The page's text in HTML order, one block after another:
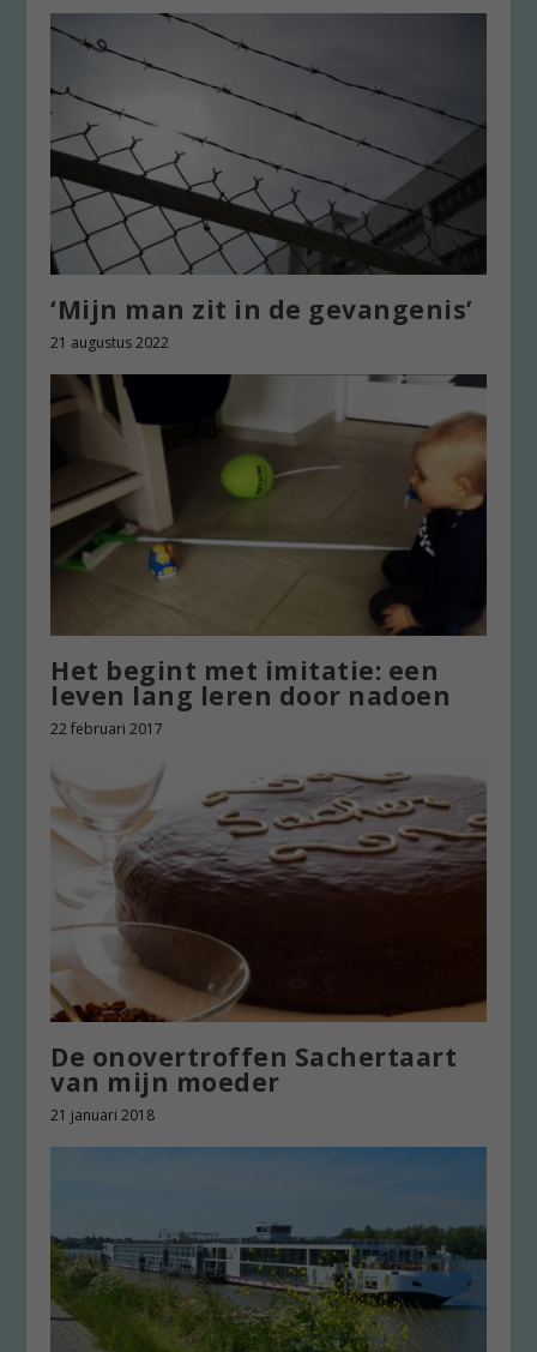
‘Mijn man zit in de gevangenis’
21 augustus 2022
Het begint met imitatie: een
leven lang leren door nadoen
22 februari 2017
De onovertroffen Sachertaart
van mijn moeder
21 januari 2018